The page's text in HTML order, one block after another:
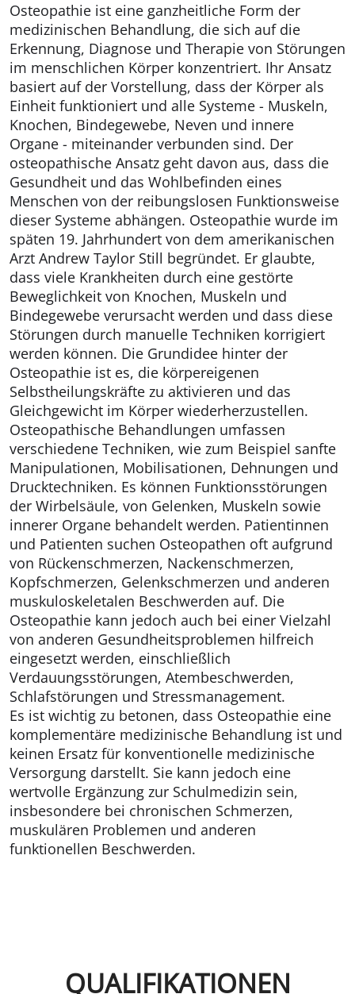
Osteopathie ist eine ganzheitliche Form der
medizinischen Behandlung, die sich auf die
Erkennung, Diagnose und Therapie von Störungen
im menschlichen Körper konzentriert. Ihr Ansatz
basiert auf der Vorstellung, dass der Körper als
Einheit funktioniert und alle Systeme - Muskeln,
Knochen, Bindegewebe, Neven und innere
Organe - miteinander verbunden sind. Der
osteopathische Ansatz geht davon aus, dass die
Gesundheit und das Wohlbefinden eines
Menschen von der reibungslosen Funktionsweise
dieser Systeme abhängen. Osteopathie wurde im
späten 19. Jahrhundert von dem amerikanischen
Arzt Andrew Taylor Still begründet. Er glaubte,
dass viele Krankheiten durch eine gestörte
Beweglichkeit von Knochen, Muskeln und
Bindegewebe verursacht werden und dass diese
Störungen durch manuelle Techniken korrigiert
werden können. Die Grundidee hinter der
Osteopathie ist es, die körpereigenen
Selbstheilungskräfte zu aktivieren und das
Gleichgewicht im Körper wiederherzustellen.
Osteopathische Behandlungen umfassen
verschiedene Techniken, wie zum Beispiel sanfte
Manipulationen, Mobilisationen, Dehnungen und
Drucktechniken. Es können Funktionsstörungen
der Wirbelsäule, von Gelenken, Muskeln sowie
innerer Organe behandelt werden. Patientinnen
und Patienten suchen Osteopathen oft aufgrund
von Rückenschmerzen, Nackenschmerzen,
Kopfschmerzen, Gelenkschmerzen und anderen
muskuloskeletalen Beschwerden auf. Die
Osteopathie kann jedoch auch bei einer Vielzahl
von anderen Gesundheitsproblemen hilfreich
eingesetzt werden, einschließlich
Verdauungsstörungen, Atembeschwerden,
Schlafstörungen und Stressmanagement.
Es ist wichtig zu betonen, dass Osteopathie eine
komplementäre medizinische Behandlung ist und
keinen Ersatz für konventionelle medizinische
Versorgung darstellt. Sie kann jedoch eine
wertvolle Ergänzung zur Schulmedizin sein,
insbesondere bei chronischen Schmerzen,
muskulären Problemen und anderen
funktionellen Beschwerden.
QUALIFIKATIONEN